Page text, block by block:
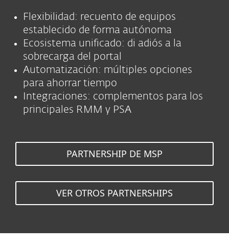
Flexibilidad: recuento de equipos
establecido de forma autónoma
Ecosistema unificado: di adiós a la
sobrecarga del portal
Automatización: múltiples opciones
para ahorrar tiempo
Integraciones: complementos para los
principales RMM y PSA
PARTNERSHIP DE MSP
VER OTROS PARTNERSHIPS